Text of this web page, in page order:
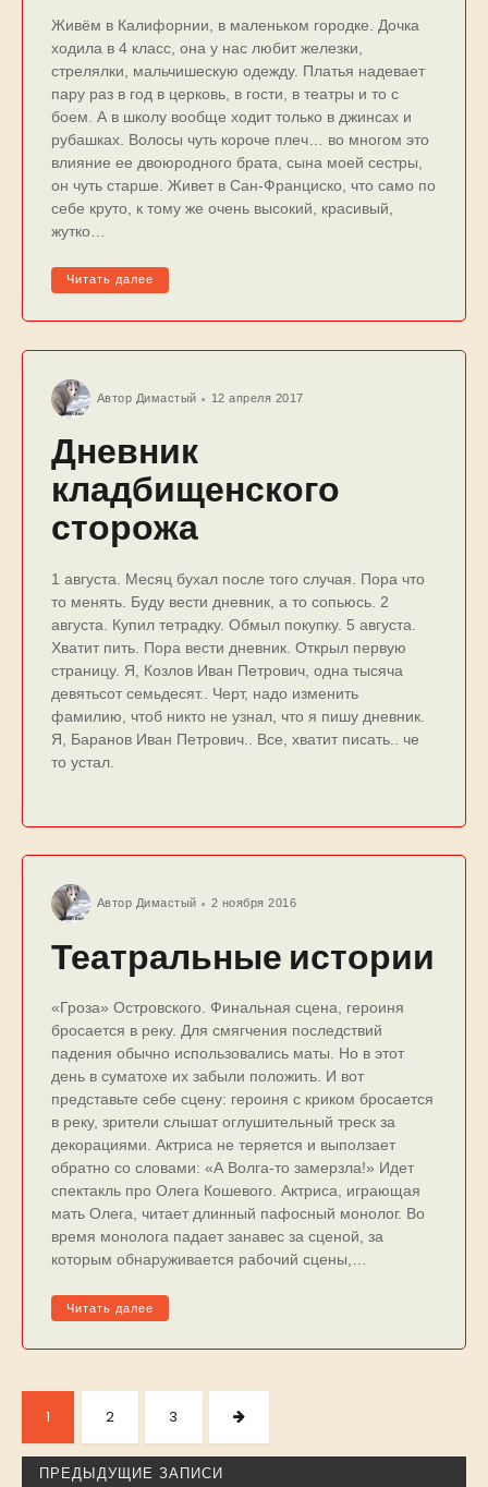
Живём в Калифорнии, в маленьком городке. Дочка
ходила в 4 класс, она у нас любит железки,
стрелялки, мальчишескую одежду. Платья надевает
пару раз в год в церковь, в гости, в театры и то с
боем. А в школу вообще ходит только в джинсах и
рубашках. Волосы чуть короче плеч… во многом это
влияние ее двоюродного брата, сына моей сестры,
он чуть старше. Живет в Сан-Франциско, что само по
себе круто, к тому же очень высокий, красивый,
жутко…
Читать далее
Автор Димастый 12 апреля 2017
Дневник
кладбищенского
сторожа
1 августа. Месяц бухал после того случая. Пора что
то менять. Буду вести дневник, а то сопьюсь. 2
августа. Купил тетрадку. Обмыл покупку. 5 августа.
Хватит пить. Пора вести дневник. Открыл первую
страницу. Я, Козлов Иван Петрович, одна тысяча
девятьсот семьдесят.. Черт, надо изменить
фамилию, чтоб никто не узнал, что я пишу дневник.
Я, Баранов Иван Петрович.. Все, хватит писать.. че
то устал.
Автор Димастый 2 ноября 2016
Театральные истории
«Гроза» Остpовского. Финальная сцена, героиня
бросается в реку. Для смягчения последствий
падения обычно использовались маты. Но в этот
день в суматохе их забыли положить. И вот
пpедставьте себе сценy: геpоиня с кpиком бpосается
в pекy, зрители слышат оглушительный треск за
декорациями. Актриса не теряется и выползает
обратно со словами: «А Волга-то замерзла!» Идет
спектакль про Олега Кошевого. Актриса, играющая
мать Олега, читает длинный пафосный монолог. Во
время монолога падает занавес за сценой, за
которым обнаруживается рабочий сцены,…
Читать далее
Пагинация
записей
PAGE
1 PAGE
2 PAGE
3 СЛЕДУЮЩАЯ
СТРАНИЦА
ПРЕДЫДУЩИЕ ЗАПИСИ